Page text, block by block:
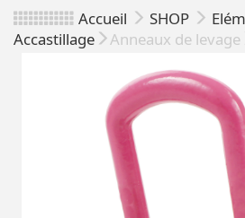
Accueil SHOP
Accastillage
Anneaux de levage